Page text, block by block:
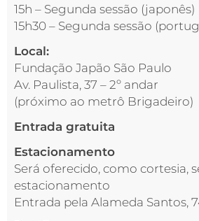
15h – Segunda sessão (japonês)
15h30 – Segunda sessão
Local:
Fundação Japão São Paulo
Av. Paulista, 37 – 2º andar
(próximo ao metrô Brigadeiro)
Entrada gratuita
Estacionamento
Será oferecido, como cortesia,
estacionamento
Entrada pela Alameda Santos,